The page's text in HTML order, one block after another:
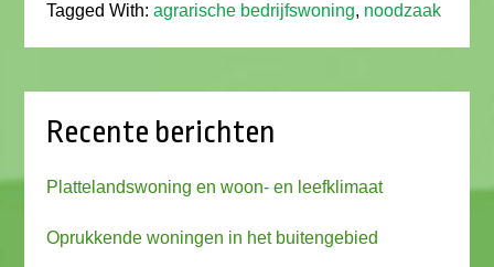
Tagged With:agrarische bedrijfswoning, noodzaak
Recente berichten
Plattelandswoning en woon- en leefklimaat
Oprukkende woningen in het buitengebied